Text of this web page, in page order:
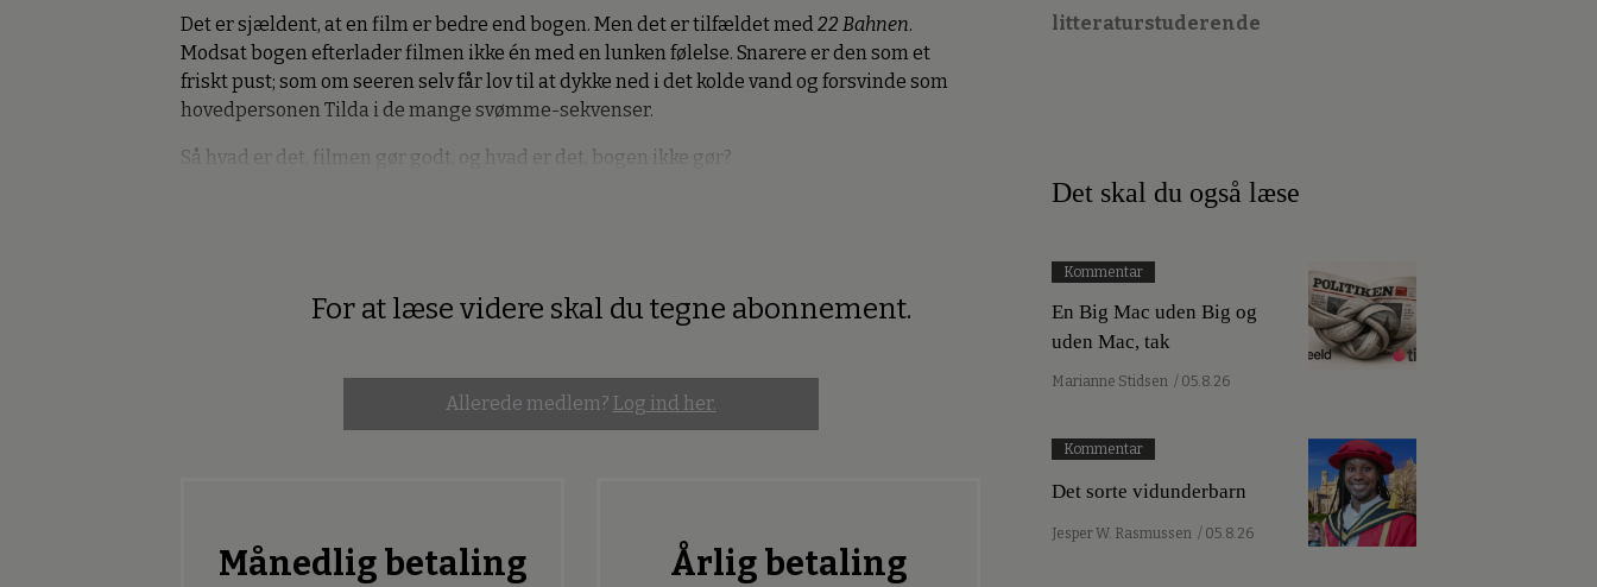
Det er sjældent, at en film er bedre end bogen. Men det er tilfældet med22 Bahnen.
Modsat bogen efterlader filmen ikke én med en lunken følelse. Snarere er den som et
friskt pust; som om seeren selv får lov til at dykke ned i det kolde vand og forsvinde som
hovedpersonen Tilda i de mange svømme-sekvenser.
Så hvad er det, filmen gør godt, og hvad er det, bogen ikke gør?
PremiumFor at læse videre skal du tegne abonnement.
Allerede medlem? Log ind her.
Månedlig betaling Årlig betaling
litteraturstuderende
Det skal du også læse
Kommentar
En Big Mac uden Big og
uden Mac, tak
Marianne Stidsen / 05.8.26
Kommentar
Det sorte vidunderbarn
Jesper W. Rasmussen / 05.8.26